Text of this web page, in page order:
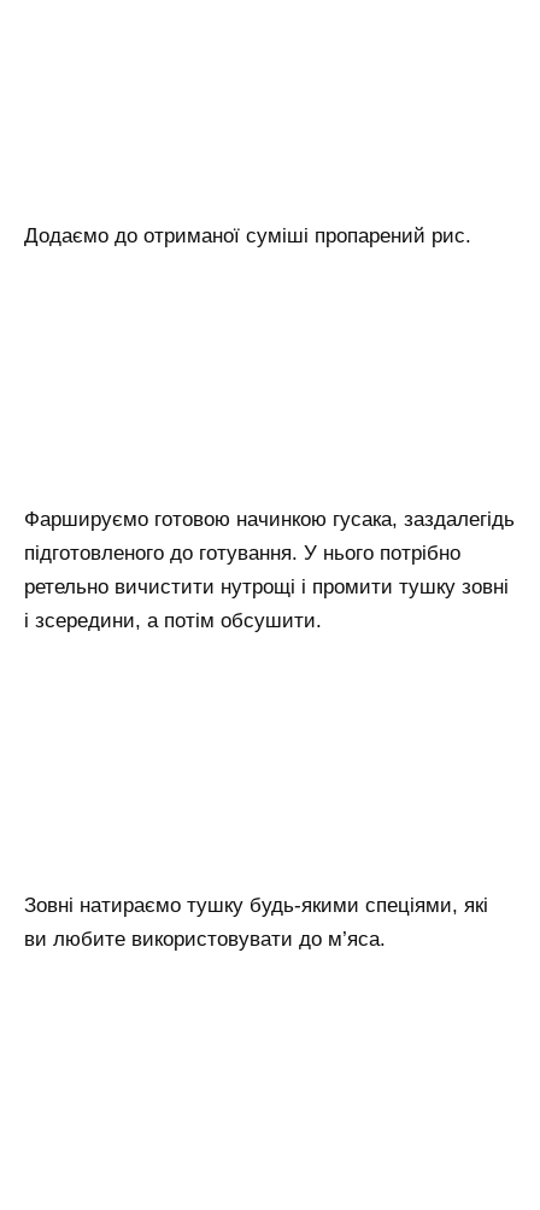
Додаємо до отриманої суміші пропарений рис.
Фаршируємо готовою начинкою гусака, заздалегідь
підготовленого до готування. У нього потрібно
ретельно вичистити нутрощі і промити тушку зовні
і зсередини, а потім обсушити.
Зовні натираємо тушку будь-якими спеціями, які
ви любите використовувати до м’яса.